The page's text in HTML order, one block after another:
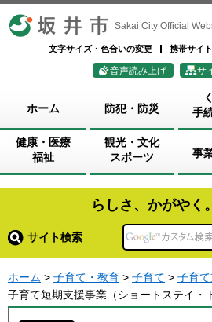
坂井市 Sakai City Official
文字サイズ・色合いの変更 携帯サイト
音声読み上げ サ
ホーム 防犯・防災
手
健康・医療
福祉
観光・文化
スポーツ
事
らしさ、かがやく
サイト検索
ホーム > 子育て・教育 > 子育て > 子育
子育て短期支援事業（ショートステイ・